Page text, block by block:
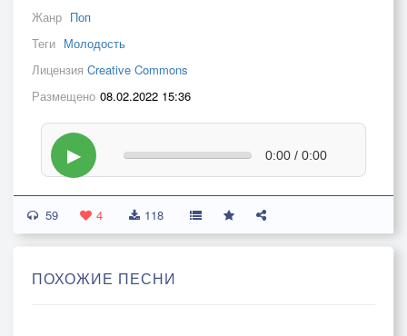
Жанр Поп
Теги Молодость
Лицензия Creative Commons
Размещено 08.02.2022 15:36
▶ 0:00 / 0:00
59 4 118
ПОХОЖИЕ ПЕСНИ